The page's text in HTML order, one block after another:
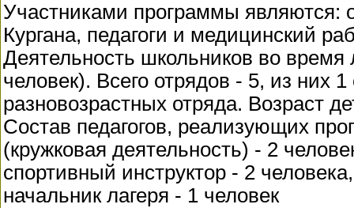
Участниками программы
Кургана, педагоги и медицинский
Деятельность школьников во
человек). Всего отрядов - 5, из них
разновозрастных отряда. Возраст
Состав педагогов, реализующих
(кружковая деятельность) - 2
спортивный инструктор - 2
начальник лагеря - 1 человек